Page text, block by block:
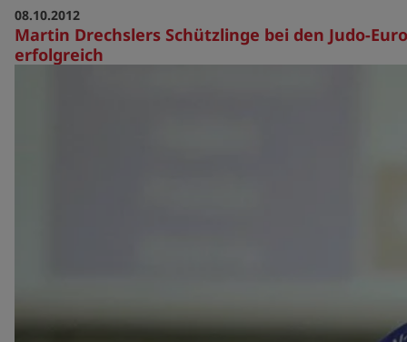
Martin Drechslers Schützlinge bei den Judo-
erfolgreich
08.10.2012